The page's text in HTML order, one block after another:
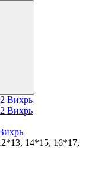
14*15, 16*17,